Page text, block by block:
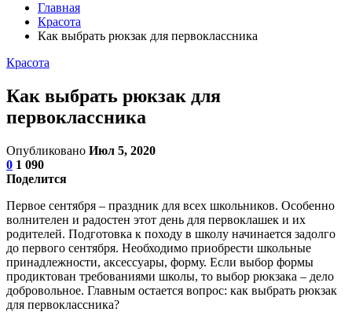
Главная
Красота
Как выбрать рюкзак для первоклассника
Красота
Как выбрать рюкзак для
первоклассника
Опубликовано Июл 5, 2020
0 1 090
Поделится
Первое сентября – праздник для всех школьников. Особенно
волнителен и радостен этот день для первоклашек и их
родителей. Подготовка к походу в школу начинается задолго
до первого сентября. Необходимо приобрести школьные
принадлежности, аксессуары, форму. Если выбор формы
продиктован требованиями школы, то выбор рюкзака – дело
добровольное. Главным остается вопрос: как выбрать рюкзак
для первоклассника?